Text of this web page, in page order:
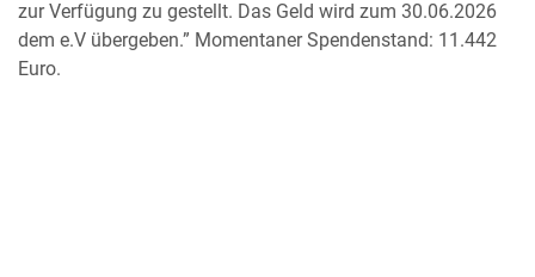
zur Verfügung zu gestellt. Das Geld wird zum 30.06.2026
dem e.V übergeben.” Momentaner Spendenstand: 11.442
Euro.